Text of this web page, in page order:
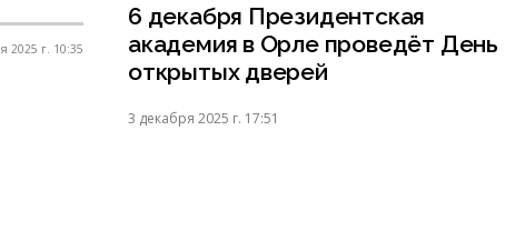
2025 г. 10:35
6 декабря Президентская
академия в Орле проведёт День
открытых дверей
3 декабря 2025 г. 17:51